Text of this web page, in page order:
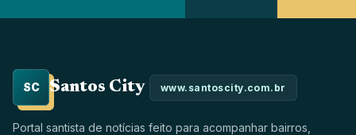
SC Santos City www.santoscity.com.br
Portal santista de notícias feito para acompanhar bairros,